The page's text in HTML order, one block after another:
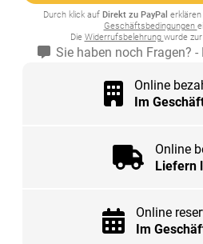
Durch klick auf Direkt zu PayPal
Geschäftsbedingungen
Die Widerrufsbelehrung wurde
Sie haben noch Fragen?
Online
Im
Online
Liefern
Online
Im